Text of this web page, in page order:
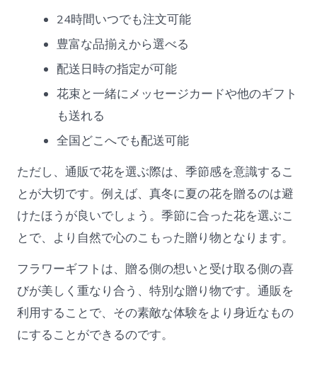
24時間いつでも注文可能
豊富な品揃えから選べる
配送日時の指定が可能
花束と一緒にメッセージカードや他のギフト
も送れる
全国どこへでも配送可能
ただし、通販で花を選ぶ際は、季節感を意識するこ
とが大切です。例えば、真冬に夏の花を贈るのは避
けたほうが良いでしょう。季節に合った花を選ぶこ
とで、より自然で心のこもった贈り物となります。
フラワーギフトは、贈る側の想いと受け取る側の喜
びが美しく重なり合う、特別な贈り物です。通販を
利用することで、その素敵な体験をより身近なもの
にすることができるのです。